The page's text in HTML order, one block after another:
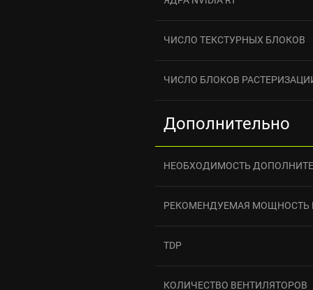
ЧИСЛО ТЕКСТУРНЫХ БЛОКОВ
ЧИСЛО БЛОКОВ
Дополнительно
НЕОБХОДИМОСТЬ
РЕКОМЕНДУЕМАЯ МОЩНОСТЬ
TDP
КОЛИЧЕСТВО ВЕНТИЛЯТОРОВ